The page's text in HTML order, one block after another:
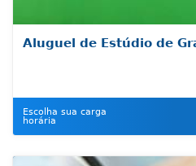
Aluguel de Estúdio de
Escolha sua carga
horária